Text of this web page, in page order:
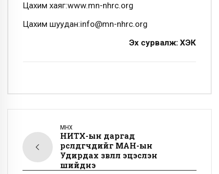
Цахим хаяг:www.mn-nhrc.org
Цахим шуудан:info@mn-nhrc.org
Эх сурвалж: ХЭҮК
ӨМНӨХ
НИТХ-ын даргад
өрсөлдөгчдийг МАН-ын
Удирдах зөвлөл эцэслэн
шийднэ